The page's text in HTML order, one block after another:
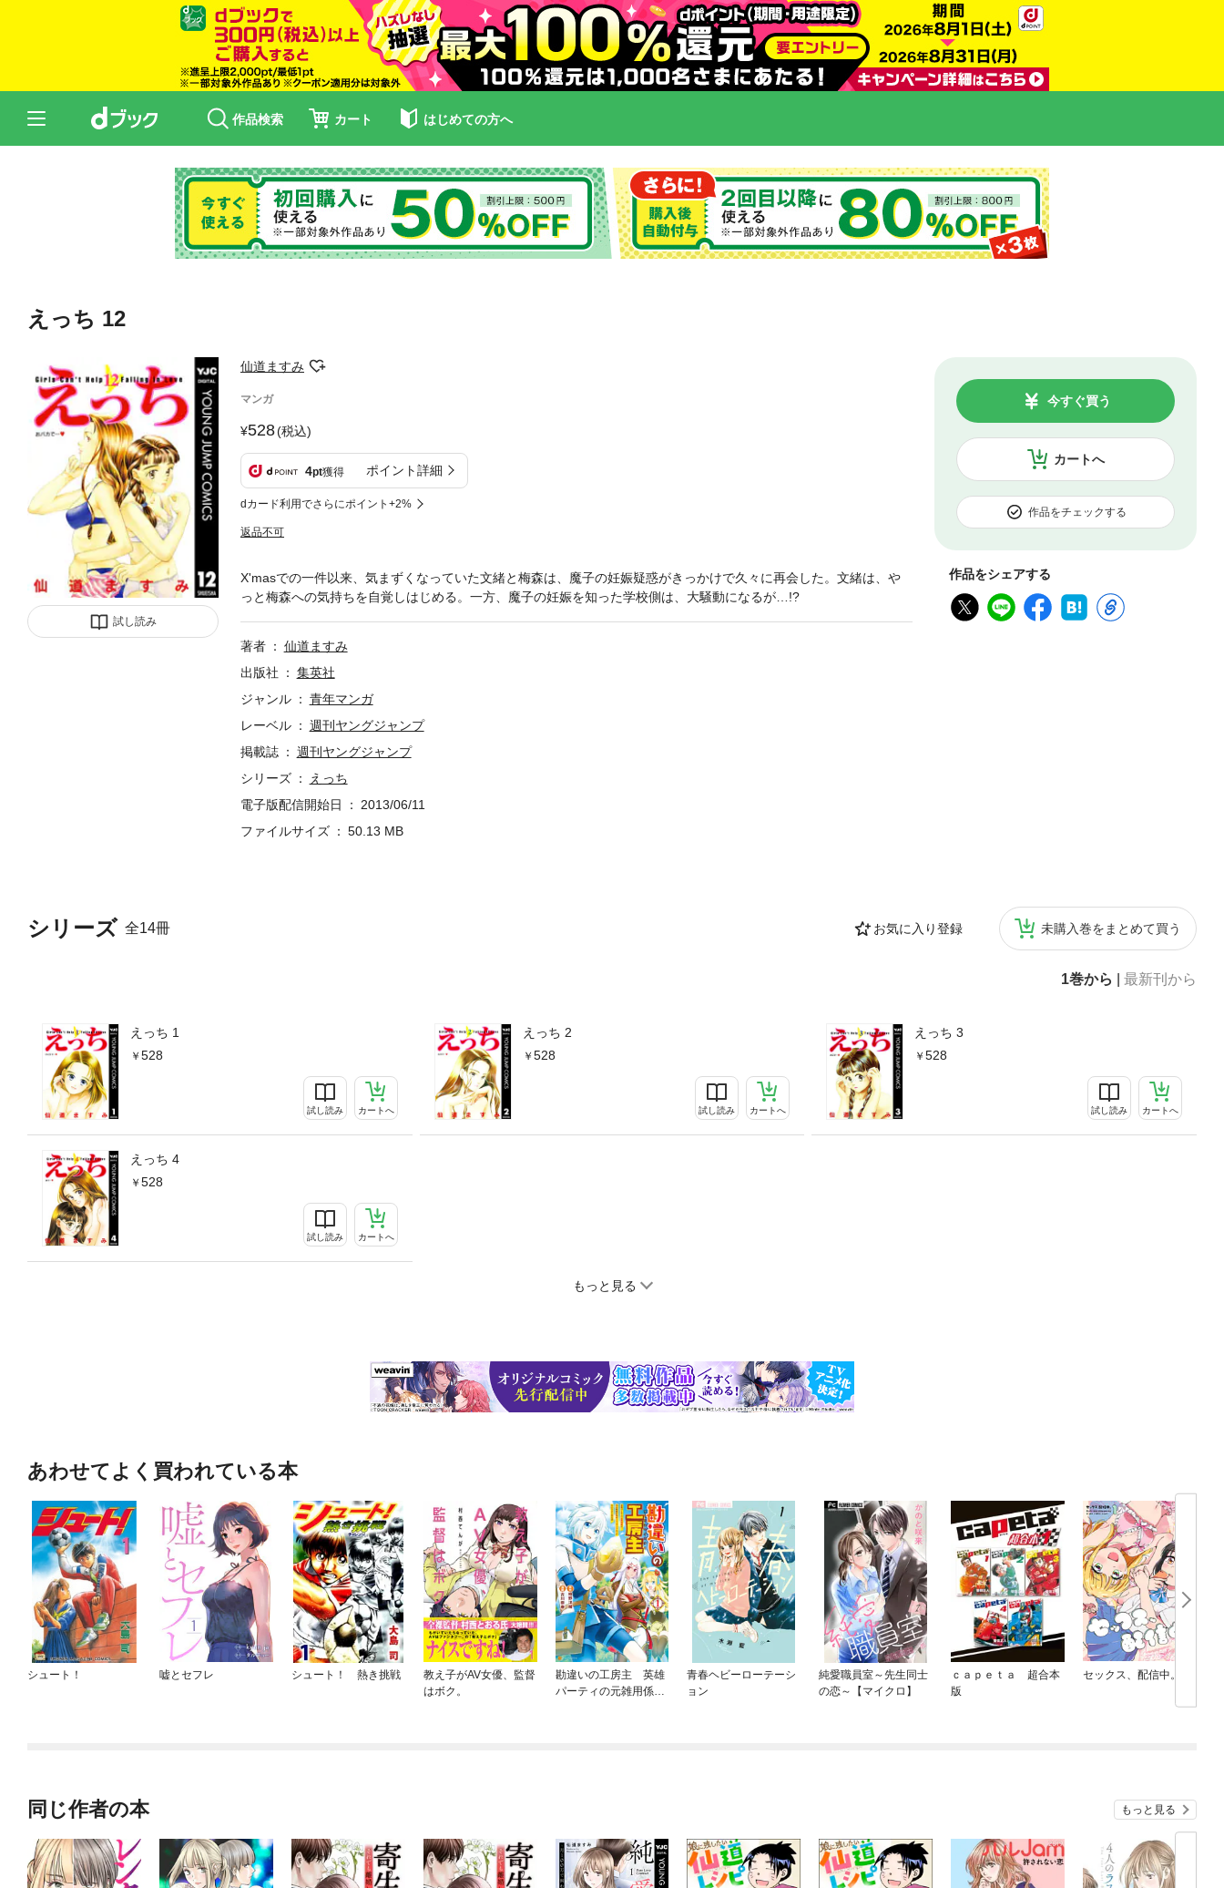
作品検索 カート はじめての方へ
えっち 12
試し読み
仙道ますみ
マンガ
528(税込)
4pt獲得 ポイント詳細
dカード利用でさらにポイント+2%
返品不可
カートへ
今すぐ買う
作品をチェックする
作品をシェアする
シリーズ 全14冊 お気に入り登録 未購入巻をまとめて買う
1巻から 最新刊から
えっち 1
528
試し読み カートへ
えっち 2
528
試し読み カートへ
えっち 3
528
試し読み カートへ
えっち 4
528
試し読み カートへ
もっと見る
X'masでの一件以来、気まずくなっていた文緒と梅森は、魔子の妊娠疑惑がきっかけで久々に再会した。文緒は、や
っと梅森への気持ちを自覚しはじめる。一方、魔子の妊娠を知った学校側は、大騒動になるが…!?
著者
仙道ますみ
出版社
集英社
ジャンル
青年マンガ
レーベル
週刊ヤングジャンプ
掲載誌
週刊ヤングジャンプ
シリーズ
えっち
電子版配信開始日
2013/06/11
ファイルサイズ
50.13 MB
あわせてよく買われている本
シュート！ 嘘とセフレ シュート！ 熱き挑戦
教え子がAV女優、監督
はボク。
勘違いの工房主 英雄
パーティの元雑用係
青春ヘビーローテーシ
ョン
純愛職員室～先生同士
の恋～【マイクロ】
ｃａｐｅｔａ 超合本
版
セックス、配信中。
同じ作者の本 もっと見る